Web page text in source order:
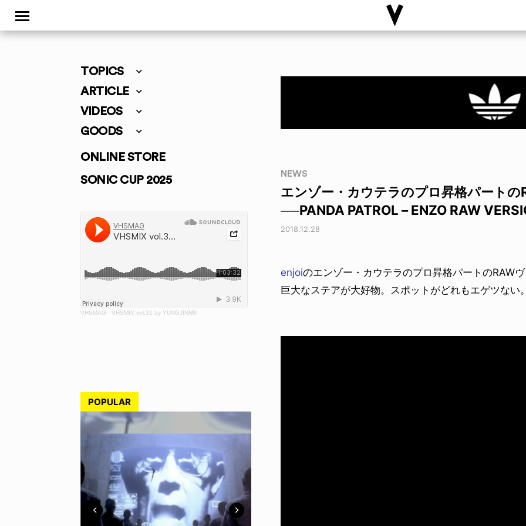
TOPICS
ARTICLE
VIDEOS
GOODS
ONLINE STORE
SONIC CUP 2025
VHSMAG · VHSMIX vol.31 by YUNGJINNN
POPULAR
NEWS
エンゾー・カウテラのプロ昇格パートの
──PANDA PATROL – ENZO RAW
2018.12.28
enjoiのエンゾー・カウテラのプロ昇格パートのRAWヴ
巨大なステアが大好物。スポットがどれもエゲツない。